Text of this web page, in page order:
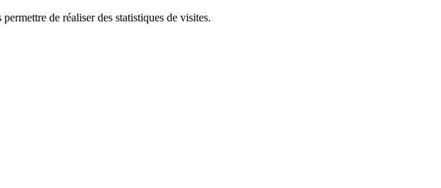
de réaliser des statistiques de visites.